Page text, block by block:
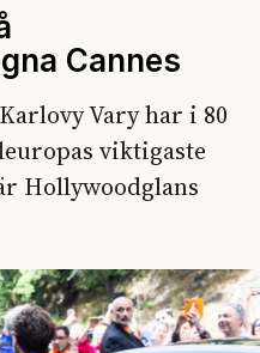
Cannes
Vary har i 80
viktigaste
Hollywoodglans